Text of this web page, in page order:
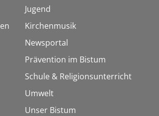
Jugend
Kirchenmusik
Newsportal
Prävention im Bistum
Schule & Religionsunterricht
Umwelt
Unser Bistum